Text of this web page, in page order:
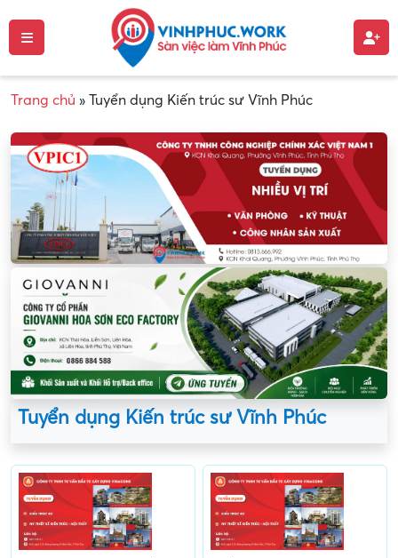
Trang chủ » Tuyển dụng Kiến trúc sư Vĩnh Phúc
Tuyển dụng Kiến trúc sư Vĩnh Phúc